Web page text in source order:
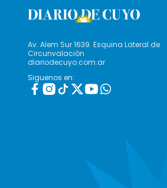
Av. Alem Sur 1639. Esquina Lateral de
Circunvalación
diariodecuyo.com.ar
Siguenos en: